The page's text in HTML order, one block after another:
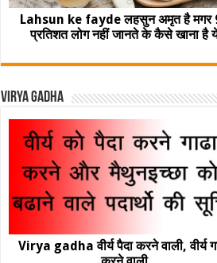
Lahsun ke fayde लहसुन अमृत है मगर
प्रतिशत लोग नहीं जानते के कैसे खाना है
Virya Gadha
Virya gadha वीर्य पैदा करने वाली, वीर्य